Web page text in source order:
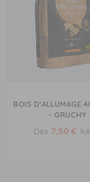
BOIS D’ALLUMAGE
- GRUCHY
Dès 7,50 €